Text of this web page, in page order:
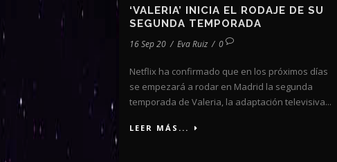
‘VALERIA’ INICIA EL RODAJE DE SU
SEGUNDA TEMPORADA
16 Sep 20 / Eva Ruiz / 0
Netflix ha confirmado que en los próximos días
se empezará a rodar en Madrid la segunda
temporada de Valeria, la adaptación televisiva...
LEER MÁS...